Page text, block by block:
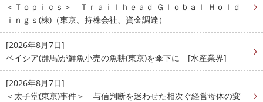
＜Ｔｏｐｉｃｓ＞ Ｔｒａｉｌｈｅａｄ Ｇｌｏｂａｌ Ｈｏｌｄ
ｉｎｇｓ(株)（東京、持株会社、資金調達）
[2026年8月7日]
ベイシア(群馬)が鮮魚小売の魚耕(東京)を傘下に [水産業界]
[2026年8月7日]
＜太子堂(東京)事件＞ 与信判断を迷わせた相次ぐ経営母体の変